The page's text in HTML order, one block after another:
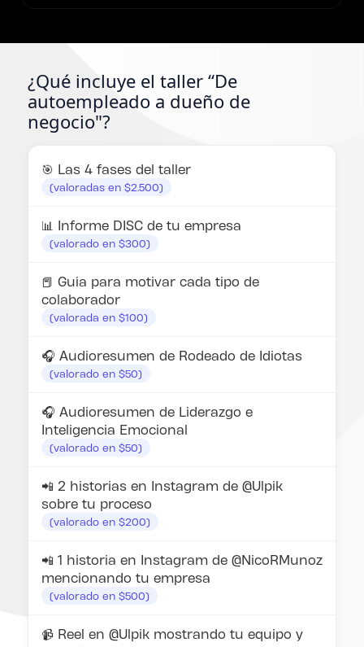
¿Qué incluye el taller “De
autoempleado a dueño de
negocio"?
🎯 Las 4 fases del taller
(valoradas en $2.500)
📊 Informe DISC de tu empresa
(valorado en $300)
📕 Guía para motivar cada tipo de
colaborador
(valorada en $100)
🎧 Audioresumen de Rodeado de Idiotas
(valorado en $50)
🎧 Audioresumen de Liderazgo e
Inteligencia Emocional
(valorado en $50)
📲 2 historias en Instagram de @Ulpik
sobre tu proceso
(valorado en $200)
📲 1 historia en Instagram de @NicoRMunoz
mencionando tu empresa
(valorado en $500)
📹 Reel en @Ulpik mostrando tu equipo y